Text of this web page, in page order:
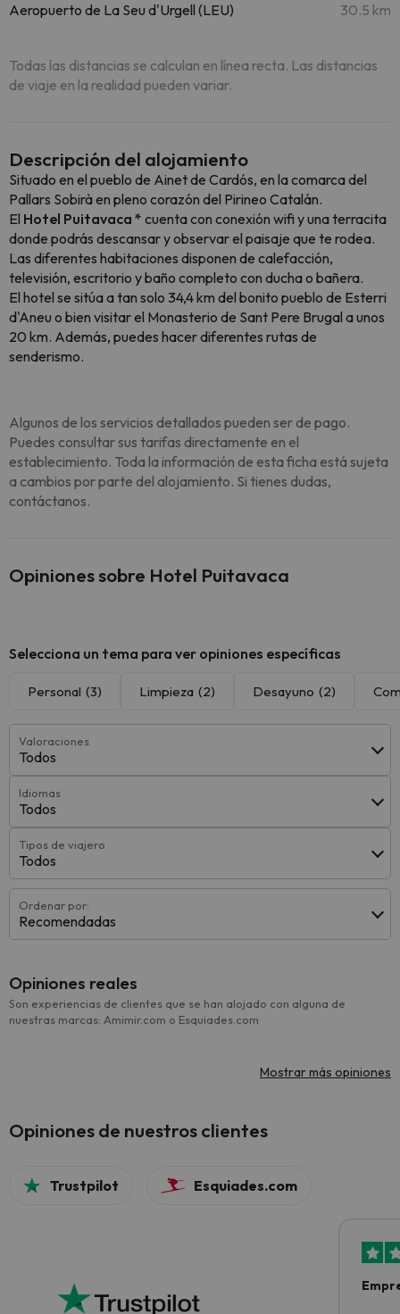
Aeropuerto de La Seu d'Urgell (LEU) 30.5 km
Todas las distancias se calculan en línea recta. Las distancias
de viaje en la realidad pueden variar.
Descripción del alojamiento
Situado en el pueblo de Ainet de Cardós, en la comarca del
Pallars Sobirà en pleno corazón del Pirineo Catalán.
El Hotel Puitavaca * cuenta con conexión wifi y una terracita
donde podrás descansar y observar el paisaje que te rodea.
Las diferentes habitaciones disponen de calefacción,
televisión, escritorio y baño completo con ducha o bañera.
El hotel se sitúa a tan solo 34,4 km del bonito pueblo de Esterri
d'Aneu o bien visitar el Monasterio de Sant Pere Brugal a unos
20 km. Además, puedes hacer diferentes rutas de
senderismo.
Algunos de los servicios detallados pueden ser de pago.
Puedes consultar sus tarifas directamente en el
establecimiento. Toda la información de esta ficha está sujeta
a cambios por parte del alojamiento. Si tienes dudas,
contáctanos.
Opiniones sobre Hotel Puitavaca
Selecciona un tema para ver opiniones específicas
Personal (3) Limpieza (2) Desayuno (2)
Valoraciones
Todos
Idiomas
Todos
Tipos de viajero
Todos
Ordenar por:
Recomendadas
Opiniones reales
Son experiencias de clientes que se han alojado con alguna de
nuestras marcas: Amimir.com o Esquiades.com
Mostrar más opiniones
Opiniones de nuestros clientes
Trustpilot Esquiades.com